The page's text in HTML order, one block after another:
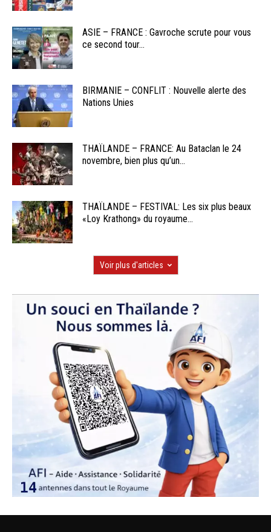
ASIE – FRANCE : Gavroche scrute pour vous
ce second tour...
BIRMANIE – CONFLIT : Nouvelle alerte des
Nations Unies
THAÏLANDE – FRANCE: Au Bataclan le 24
novembre, bien plus qu’un...
THAÏLANDE – FESTIVAL: Les six plus beaux
«Loy Krathong» du royaume...
Voir plus d'articles